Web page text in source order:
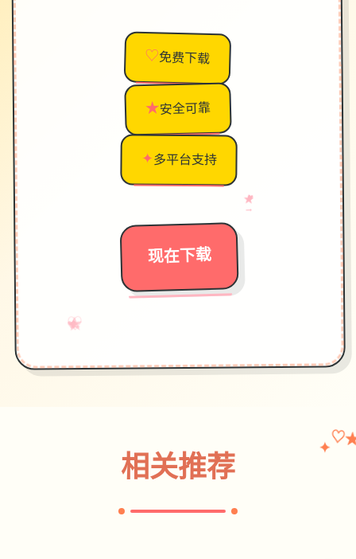
♡免费下载
★安全可靠
✦多平台支持
现在下载
→
♥
★
✧
♡
★
♥
→
✦
相关推荐
✦♡